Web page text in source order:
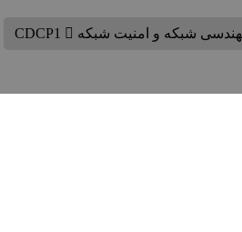
مهندسی شبکه و امنیت شبکه CDCP1